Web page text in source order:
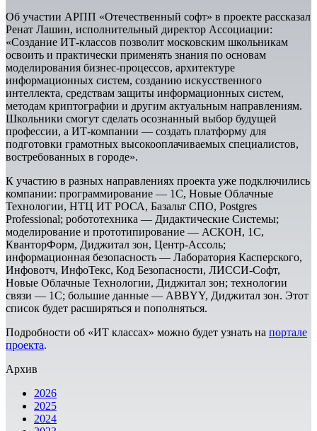
Об участии АРПП «Отечественный софт» в проекте рассказал
Ренат Лашин, исполнительный директор Ассоциации:
«Создание ИТ-классов позволит московским школьникам
освоить и практически применять знания по основам
моделирования бизнес-процессов, архитектуре
информационных систем, созданию искусственного
интеллекта, средствам защиты информационных систем,
методам криптографии и другим актуальным направлениям.
Школьники смогут сделать осознанный выбор будущей
профессии, а ИТ-компании — создать платформу для
подготовки грамотных высокооплачиваемых специалистов,
востребованных в городе».
К участию в разных направлениях проекта уже подключились
компании: программирование — 1С, Новые Облачные
Технологии, НТЦ ИТ РОСА, Базальт СПО, Postgres
Professional; робототехника — Дидактические Системы;
моделирование и прототипирование — АСКОН, 1С,
КванторФорм, Диджитал зон, Центр-Ассоль;
информационная безопасность — Лаборатория Касперского,
Инфовотч, ИнфоТекс, Код Безопасности, ЛИССИ-Софт,
Новые Облачные Технологии, Диджитал зон; технологии
связи — 1С; большие данные — ABBYY, Диджитал зон. Этот
список будет расширяться и пополняться.
Подробности об «ИТ классах» можно будет узнать на портале
проекта.
Архив
2026
2025
2024